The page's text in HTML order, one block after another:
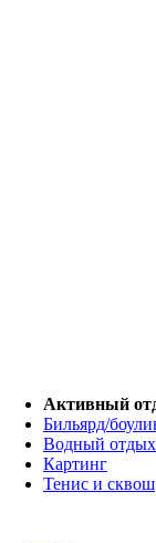
Активный
Бильярд/
Водный отдых
Картинг
Тенис и сквош